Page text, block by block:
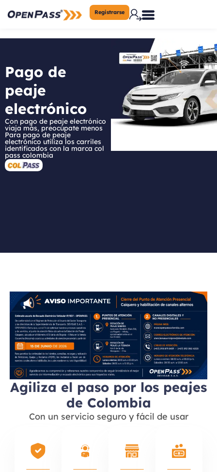
Registrarse
Pago de
peaje
electrónico
Con pago de peaje electrónico
viaja más, preocúpate menos
Para pago de peaje
electrónico utiliza los carriles
identificados con la marca col
pass colombia
Agiliza el paso por los peajes
de Colombia
Con un servicio seguro y fácil de usar